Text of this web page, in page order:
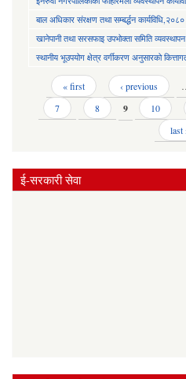
बाल अधिकार संरक्षण तथा सम्बर्द्धन कार्यविधि,२०८०
खानेपानी तथा सरसफाइ उपभोक्ता समिति
स्थानीय भूउपयोग क्षेत्र वर्गीकरण अनुसारको
Pages « first ‹ previous
7
8 9 10
last
ई-सरकारी सेवा